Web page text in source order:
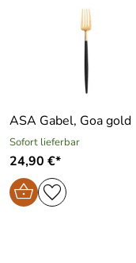
ASA Gabel, Goa gold
Sofort lieferbar
24,90 €*